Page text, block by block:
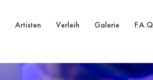
Artisten Verleih Galerie F.A.Q